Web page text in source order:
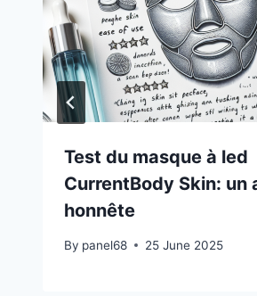
Test du masque à led
CurrentBody Skin: un
honnête
By panel68 25 June 2025